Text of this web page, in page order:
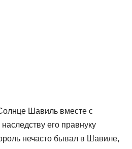
Шавиль вместе с
его правнуку
нечасто бывал в Шавиле,